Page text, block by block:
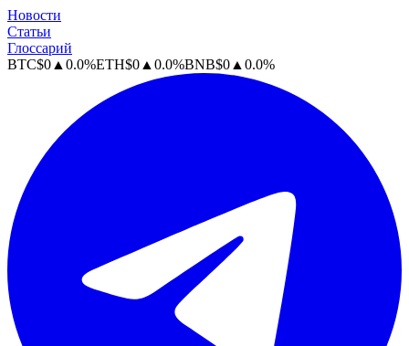
Новости
Статьи
Глоссарий
BTC$0 ▲ 0.0%ETH$0 ▲ 0.0%BNB$0 ▲ 0.0%